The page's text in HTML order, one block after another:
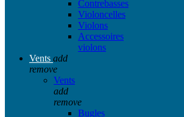
Contrebasses
Violoncelles
Violons
Accessoires
violons
Vents add
remove
Vents
add
remove
Bugles